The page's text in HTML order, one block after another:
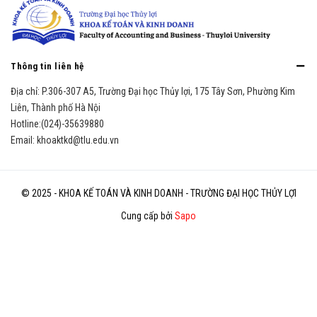
Thông tin liên hệ
Địa chỉ: P.306-307 A5, Trường Đại học Thủy lợi, 175 Tây Sơn, Phường Kim
Liên, Thành phố Hà Nội
Hotline:(024)-35639880
Email: khoaktkd@tlu.edu.vn
© 2025 - KHOA KẾ TOÁN VÀ KINH DOANH - TRƯỜNG ĐẠI HỌC THỦY LỢI
Cung cấp bởi Sapo